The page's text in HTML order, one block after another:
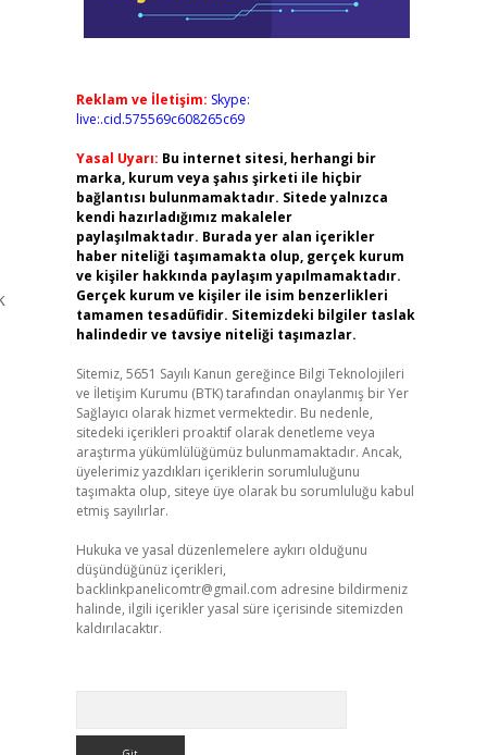
Reklam ve İletişim: Skype:
live:.cid.575569c608265c69
Yasal Uyarı: Bu internet sitesi, herhangi bir
marka, kurum veya şahıs şirketi ile hiçbir
bağlantısı bulunmamaktadır. Sitede yalnızca
kendi hazırladığımız makaleler
paylaşılmaktadır. Burada yer alan içerikler
haber niteliği taşımamakta olup, gerçek kurum
ve kişiler hakkında paylaşım yapılmamaktadır.
Gerçek kurum ve kişiler ile isim benzerlikleri
tamamen tesadüfidir. Sitemizdeki bilgiler taslak
halindedir ve tavsiye niteliği taşımazlar.
Sitemiz, 5651 Sayılı Kanun gereğince Bilgi Teknolojileri
ve İletişim Kurumu (BTK) tarafından onaylanmış bir Yer
Sağlayıcı olarak hizmet vermektedir. Bu nedenle,
sitedeki içerikleri proaktif olarak denetleme veya
araştırma yükümlülüğümüz bulunmamaktadır. Ancak,
üyelerimiz yazdıkları içeriklerin sorumluluğunu
taşımakta olup, siteye üye olarak bu sorumluluğu kabul
etmiş sayılırlar.
Hukuka ve yasal düzenlemelere aykırı olduğunu
düşündüğünüz içerikleri,
backlinkpanelicomtr@gmail.com adresine bildirmeniz
halinde, ilgili içerikler yasal süre içerisinde sitemizden
kaldırılacaktır.